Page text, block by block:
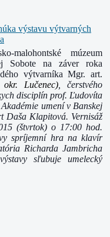
malohontské múzeum
Sobote na záver roka
výtvarníka Mgr. art.
Lučenec) , čerstvého
disciplín prof. Ľudovíta
umení v Banskej
Daša Klapitová. Vernisáž
(štvrtok) o 17:00 hod.
spríjemní hra na klavír
Richarda Jambricha
sľubuje umelecký